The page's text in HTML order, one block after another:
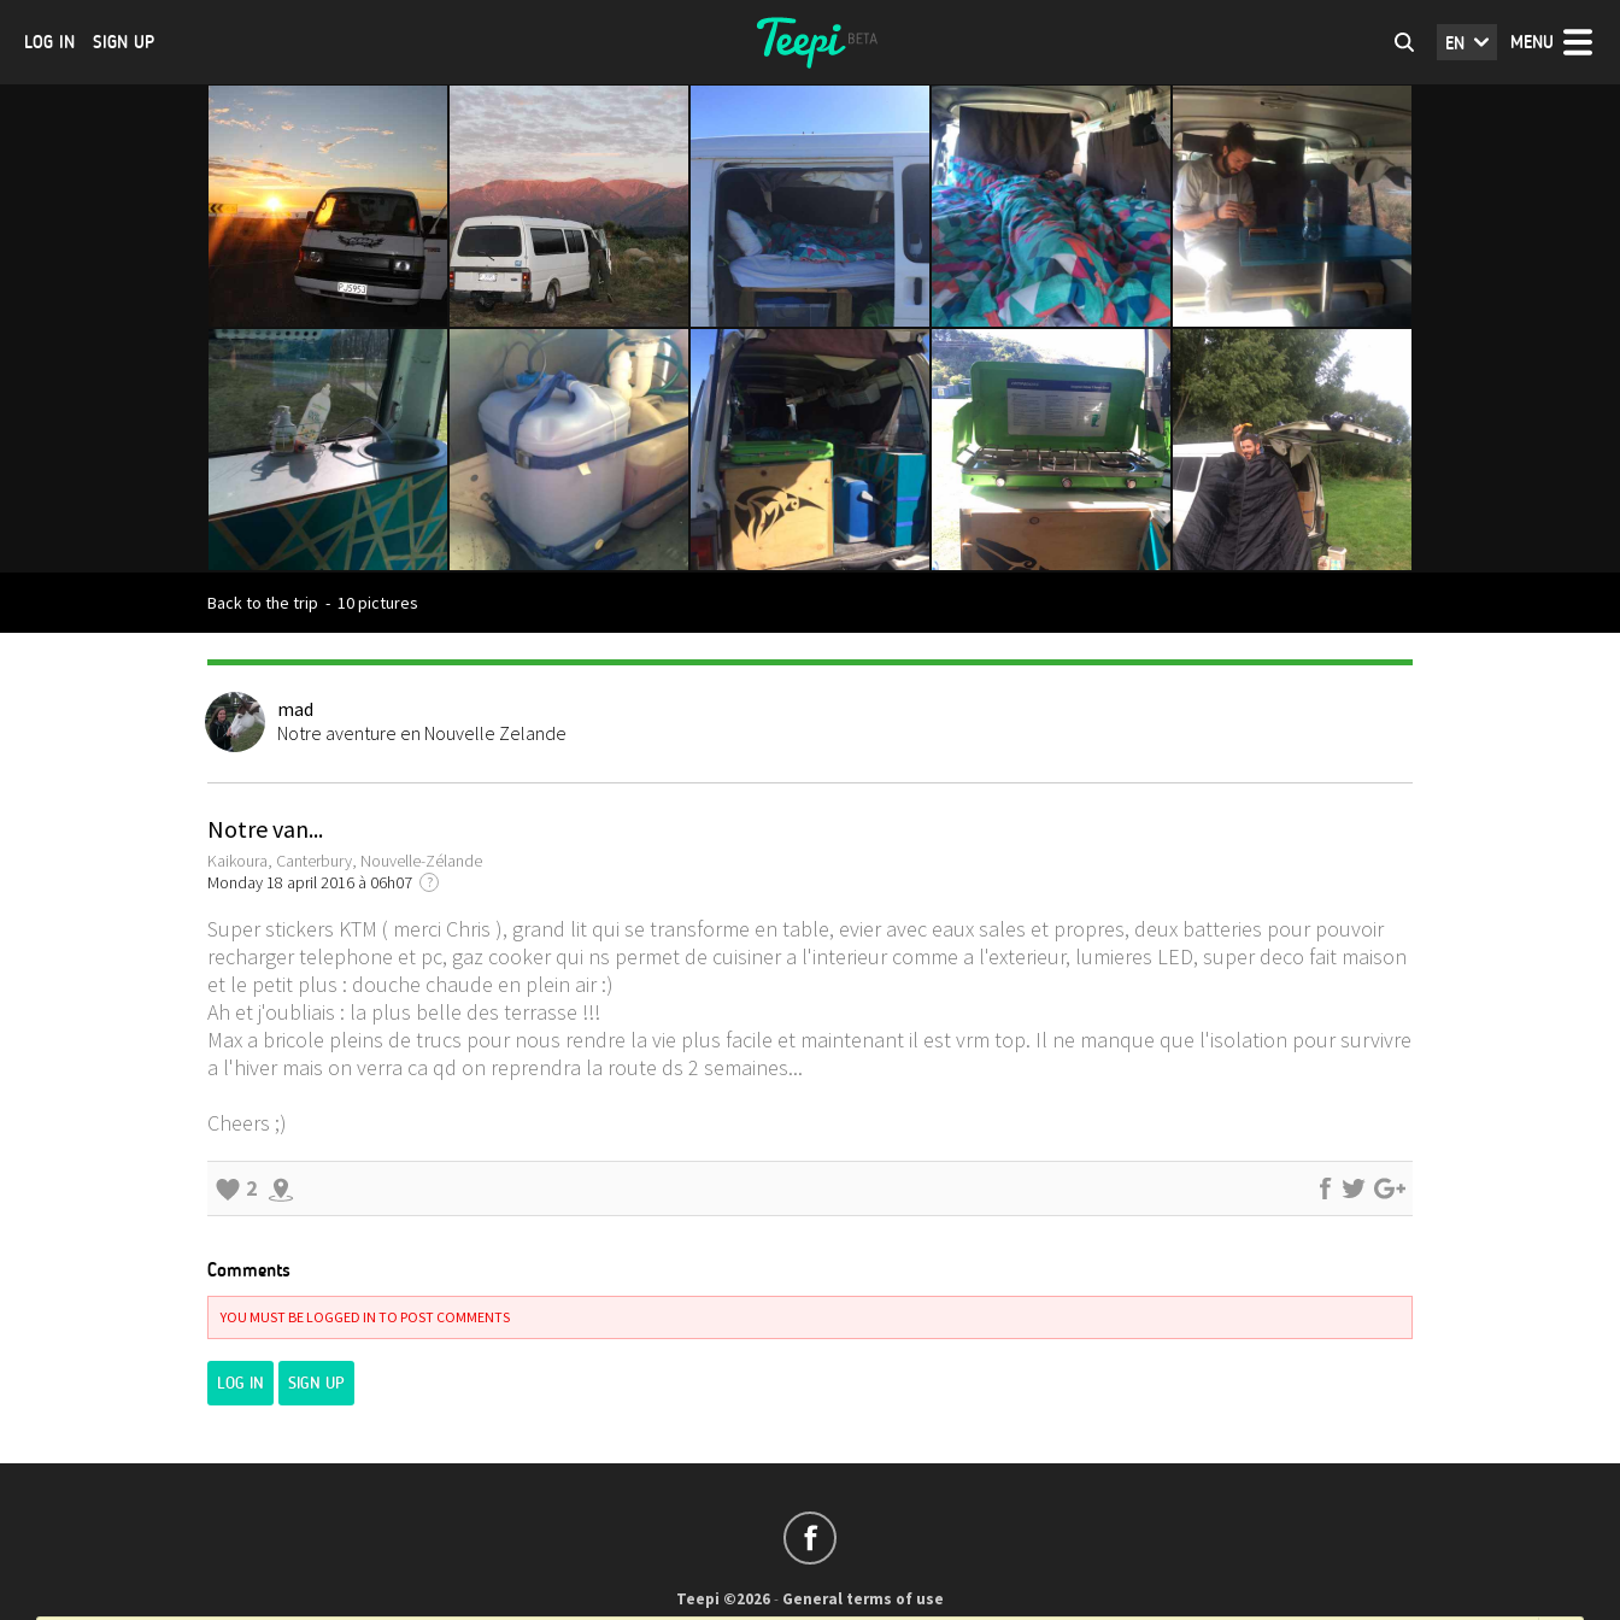
LOG IN SIGN UP MENU
EN
Back to the trip - 10 pictures
mad
Notre aventure en Nouvelle Zelande
Notre van...
Kaikoura, Canterbury, Nouvelle-Zélande
Monday 18 april 2016 à 06h07
?
Super stickers KTM ( merci Chris ), grand lit qui se transforme en table, evier avec eaux sales et propres, deux batteries pour pouvoir
recharger telephone et pc, gaz cooker qui ns permet de cuisiner a l'interieur comme a l'exterieur, lumieres LED, super deco fait maison
et le petit plus : douche chaude en plein air :)
Ah et j'oubliais : la plus belle des terrasse !!!
Max a bricole pleins de trucs pour nous rendre la vie plus facile et maintenant il est vrm top. Il ne manque que l'isolation pour survivre
a l'hiver mais on verra ca qd on reprendra la route ds 2 semaines...
Cheers ;)
2
Comments
YOU MUST BE LOGGED IN TO POST COMMENTS
LOG IN SIGN UP
Teepi ©2026- General terms of use